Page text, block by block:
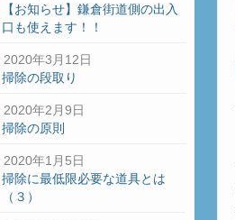
【お知らせ】鎌倉街道側の出入
口も使えます！！
2020年3月12日
掃除の段取り
2020年2月9日
掃除の原則
2020年1月5日
掃除に最低限必要な道具とは
（３）